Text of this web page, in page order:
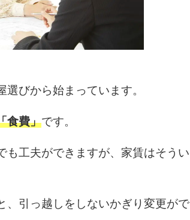
びから始まっています。
食費」です。
も工夫ができますが、家賃はそうい
、引っ越しをしないかぎり変更がで